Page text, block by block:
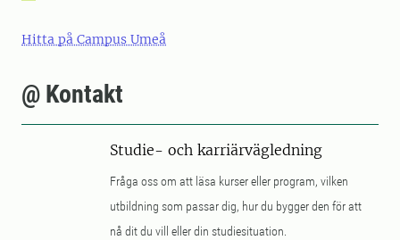
Hitta på Campus Umeå
@ Kontakt
Studie- och karriärvägledning
Fråga oss om att läsa kurser eller program, vilken
utbildning som passar dig, hur du bygger den för att
nå dit du vill eller din studiesituation.